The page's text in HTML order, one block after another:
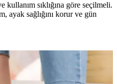
kullanım sıklığına göre seçilmeli.
ayak sağlığını korur ve gün